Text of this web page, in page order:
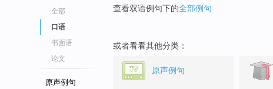
全部
口语
书面语
论文
原声例句
查看双语例句下的全部例句
或者看看其他分类：
原声例句